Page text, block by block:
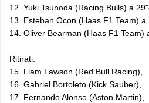
12. Yuki Tsunoda (Racing Bulls) a
13. Esteban Ocon (Haas F1 Team) a
14. Oliver Bearman (Haas F1 Team)
Ritirati:
15. Liam Lawson (Red Bull Racing),
16. Gabriel Bortoleto (Kick Sauber),
17. Fernando Alonso (Aston Martin),